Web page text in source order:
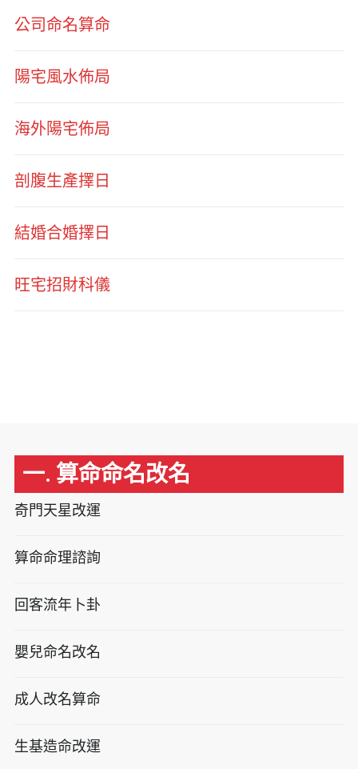
公司命名算命
陽宅風水佈局
海外陽宅佈局
剖腹生產擇日
結婚合婚擇日
旺宅招財科儀
一. 算命命名改名
奇門天星改運
算命命理諮詢
回客流年卜卦
嬰兒命名改名
成人改名算命
生基造命改運